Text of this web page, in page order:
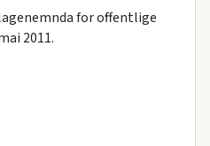
for offentlige
2011.